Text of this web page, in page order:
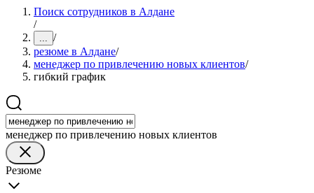
Поиск сотрудников в Алдане
/
... /
резюме в Алдане/
менеджер по привлечению новых клиентов/
гибкий график
менеджер по привлечению новых клиентов
Резюме